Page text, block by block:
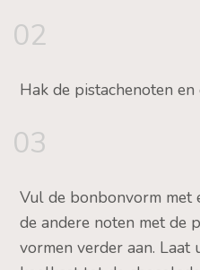
02
Hak de pistachenoten
03
Vul de bonbonvorm met
de andere noten met de
vormen verder aan. Laat